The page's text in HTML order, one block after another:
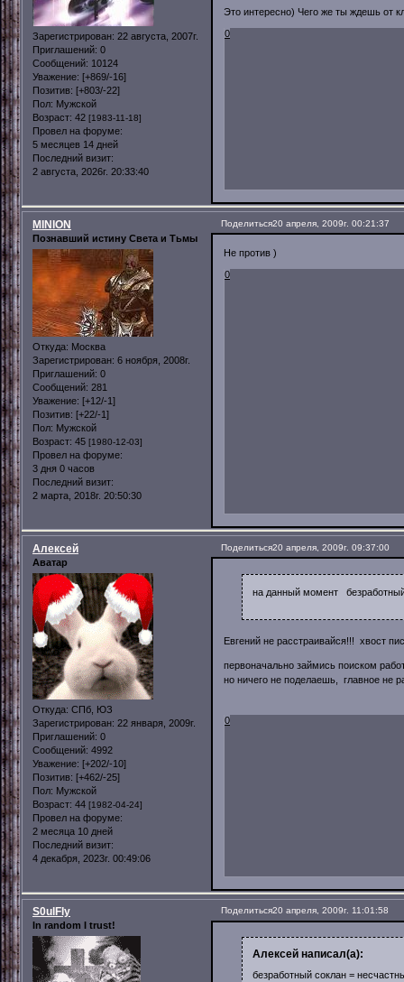
Зарегистрирован: 22 августа, 2007г.
Приглашений: 0
Сообщений: 10124
Уважение: [+869/-16]
Позитив: [+803/-22]
Пол: Мужской
Возраст: 42 [1983-11-18]
Провел на форуме:
5 месяцев 14 дней
Последний визит:
2 августа, 2026г. 20:33:40
Это интересно) Чего же ты ждешь от
0
Поделиться20 апреля, 2009г. 00:21:37
MINION
Познавший истину Света и Тьмы
Откуда: Москва
Зарегистрирован: 6 ноября, 2008г.
Приглашений: 0
Сообщений: 281
Уважение: [+12/-1]
Позитив: [+22/-1]
Пол: Мужской
Возраст: 45 [1980-12-03]
Провел на форуме:
3 дня 0 часов
Последний визит:
2 марта, 2018г. 20:50:30
Не против )
0
Поделиться20 апреля, 2009г. 09:37:00
Алексей
Аватар
Откуда: СПб, ЮЗ
Зарегистрирован: 22 января, 2009г.
Приглашений: 0
Сообщений: 4992
Уважение: [+202/-10]
Позитив: [+462/-25]
Пол: Мужской
Возраст: 44 [1982-04-24]
Провел на форуме:
2 месяца 10 дней
Последний визит:
4 декабря, 2023г. 00:49:06
на данный момент
Евгений не расстраивайся!!! хвост
первоначально займись поиском
но ничего не поделаешь, главное не
0
Поделиться20 апреля, 2009г. 11:01:58
S0ulFly
In random I trust!
Алексей написал(а):
безработный соклан =